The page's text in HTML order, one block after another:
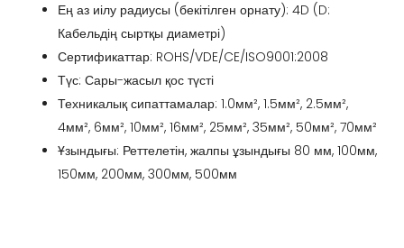
Ең аз иілу радиусы (бекітілген орнату): 4D (D:
Кабельдің сыртқы диаметрі)
Сертификаттар: ROHS/VDE/CE/ISO9001:2008
Түс: Сары-жасыл қос түсті
Техникалық сипаттамалар: 1.0мм², 1.5мм², 2.5мм²,
4мм², 6мм², 10мм², 16мм², 25мм², 35мм², 50мм², 70мм²
Ұзындығы: Реттелетін, жалпы ұзындығы 80 мм, 100мм,
150мм, 200мм, 300мм, 500мм